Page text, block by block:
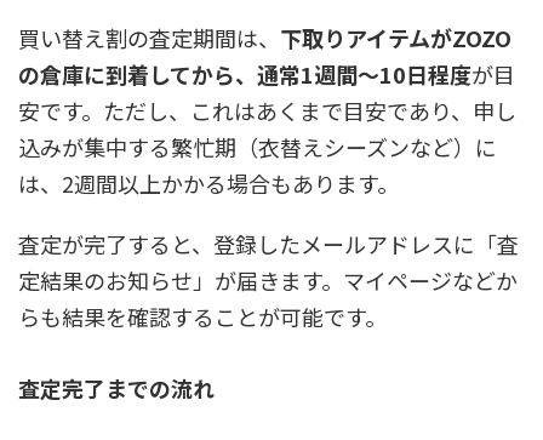
買い替え割の査定期間は、 下取りアイテムがZOZO
の倉庫に到着してから、通常1週間〜10日程度が目
安です。ただし、これはあくまで目安であり、申し
込みが集中する繁忙期（衣替えシーズンなど）に
は、2週間以上かかる場合もあります。
査定が完了すると、登録したメールアドレスに「査
定結果のお知らせ」が届きます。マイページなどか
らも結果を確認することが可能です。
査定完了までの流れ